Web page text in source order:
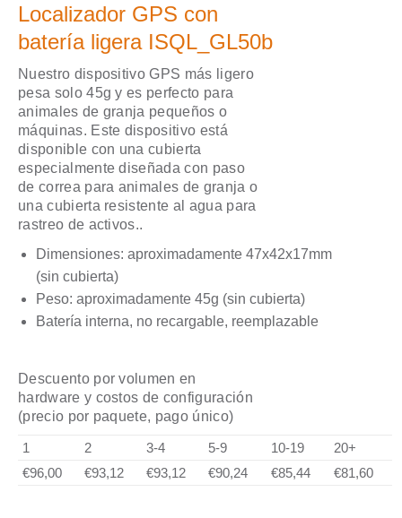
Localizador GPS con
batería ligera ISQL_GL50b
Nuestro dispositivo GPS más ligero
pesa solo 45g y es perfecto para
animales de granja pequeños o
máquinas. Este dispositivo está
disponible con una cubierta
especialmente diseñada con paso
de correa para animales de granja o
una cubierta resistente al agua para
rastreo de activos..
Dimensiones: aproximadamente 47x42x17mm
(sin cubierta)
Peso: aproximadamente 45g (sin cubierta)
Batería interna, no recargable, reemplazable
Descuento por volumen en
hardware y costos de configuración
(precio por paquete, pago único)
1 2 3-4 5-9 10-19
20+
€96,00
€93,12 €93,12 €90,24 €85,44 €81,60